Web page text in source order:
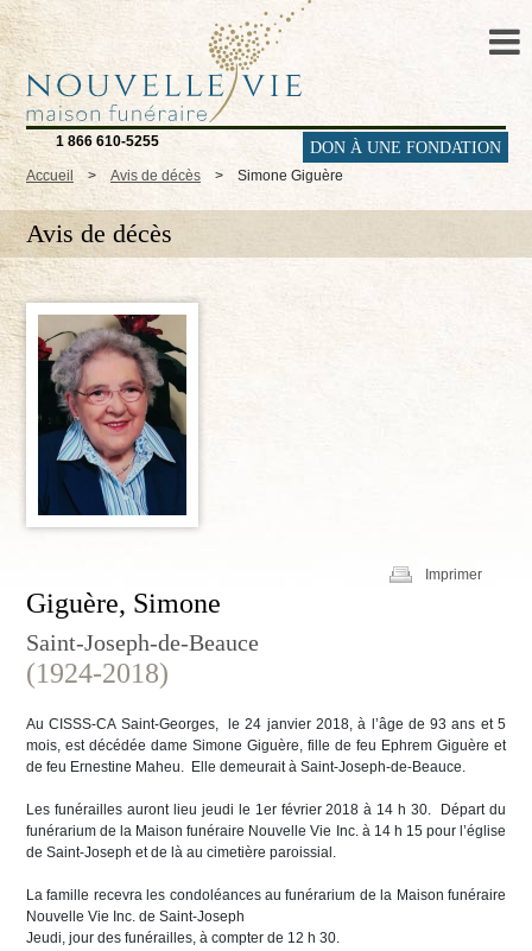
1 866 610-5255 DON À UNE FONDATION
Accueil > Avis de décès > Simone Giguère
Avis de décès
Imprimer
Giguère, Simone
Saint-Joseph-de-Beauce
(1924-2018)
Au CISSS-CA Saint-Georges, le 24 janvier 2018, à l’âge de 93 ans et 5
mois, est décédée dame Simone Giguère, fille de feu Ephrem Giguère et
de feu Ernestine Maheu. Elle demeurait à Saint-Joseph-de-Beauce.
Les funérailles auront lieu jeudi le 1er février 2018 à 14 h 30. Départ du
funérarium de la Maison funéraire Nouvelle Vie Inc. à 14 h 15 pour l’église
de Saint-Joseph et de là au cimetière paroissial.
La famille recevra les condoléances au funérarium de la Maison funéraire
Nouvelle Vie Inc. de Saint-Joseph
Jeudi, jour des funérailles, à compter de 12 h 30.